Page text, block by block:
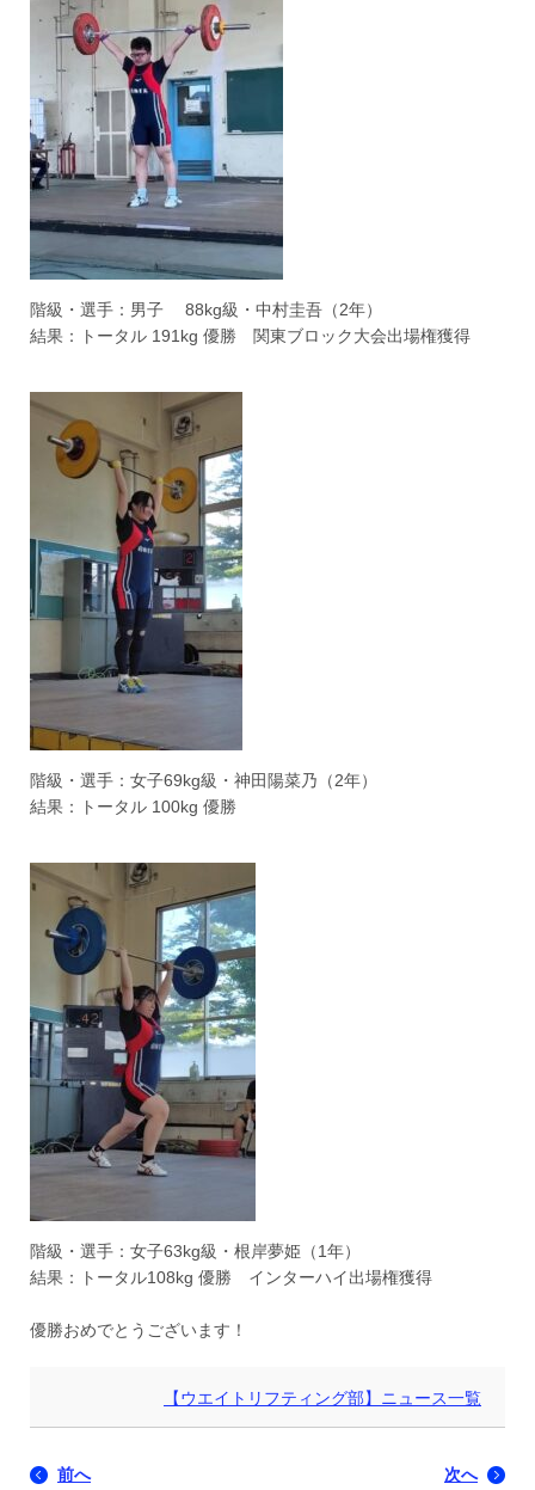
階級・選手：男子 88kg級・中村圭吾（2年）
結果：トータル 191kg 優勝 関東ブロック大会出場権獲得
階級・選手：女子69kg級・神田陽菜乃（2年）
結果：トータル 100kg 優勝
階級・選手：女子63kg級・根岸夢姫（1年）
結果：トータル108kg 優勝 インターハイ出場権獲得
優勝おめでとうございます！
【ウエイトリフティング部】ニュース一覧
前へ 次へ